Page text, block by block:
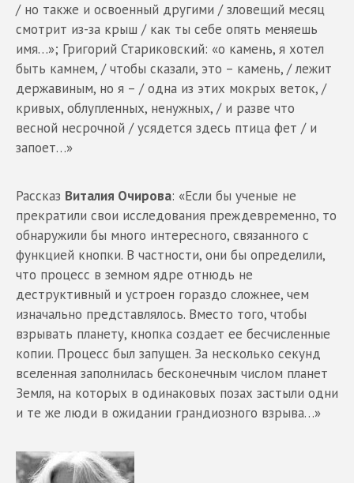
/ но также и освоенный другими / зловещий месяц
смотрит из-за крыш / как ты себе опять меняешь
имя…»; Григорий Стариковский: «о камень, я хотел
быть камнем, / чтобы сказали, это – камень, / лежит
державиным, но я – / одна из этих мокрых веток, /
кривых, облупленных, ненужных, / и разве что
весной несрочной / усядется здесь птица фет / и
запоет…»
Рассказ Виталия Очирова: «Если бы ученые не
прекратили свои исследования преждевременно, то
обнаружили бы много интересного, связанного с
функцией кнопки. В частности, они бы определили,
что процесс в земном ядре отнюдь не
деструктивный и устроен гораздо сложнее, чем
изначально представлялось. Вместо того, чтобы
взрывать планету, кнопка создает ее бесчисленные
копии. Процесс был запущен. За несколько секунд
вселенная заполнилась бесконечным числом планет
Земля, на которых в одинаковых позах застыли одни
и те же люди в ожидании грандиозного взрыва…»